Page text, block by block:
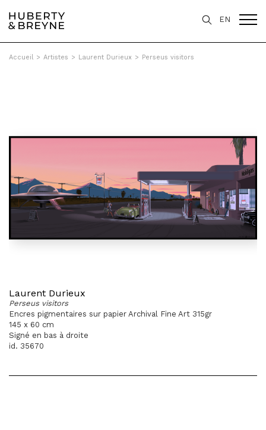
EN
Accueil > Artistes > Laurent Durieux > Perseus visitors
Laurent Durieux
Perseus visitors
Encres pigmentaires sur papier Archival Fine Art 315gr
145 x 60 cm
Signé en bas à droite
id. 35670